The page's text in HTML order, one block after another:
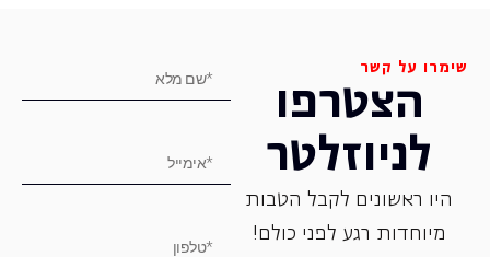
שימרו על קשר
הצטרפו
לניוזלטר
היו ראשונים לקבל הטבות
מיוחדות רגע לפני כולם!